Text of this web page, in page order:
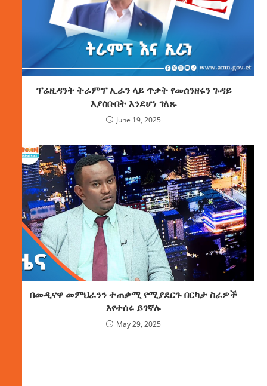
ፕሬዚዳንት ትራምፕ ኢራን ላይ ጥቃት የመሰንዘሩን ጉዳይ
እያሰቡበት እንደሆነ ገለጹ
June 19, 2025
በመዲናዋ መምህራንን ተጠቃሚ የሚያደርጉ በርካታ ስራዎች
እየተሰሩ ይገኛሉ
May 29, 2025